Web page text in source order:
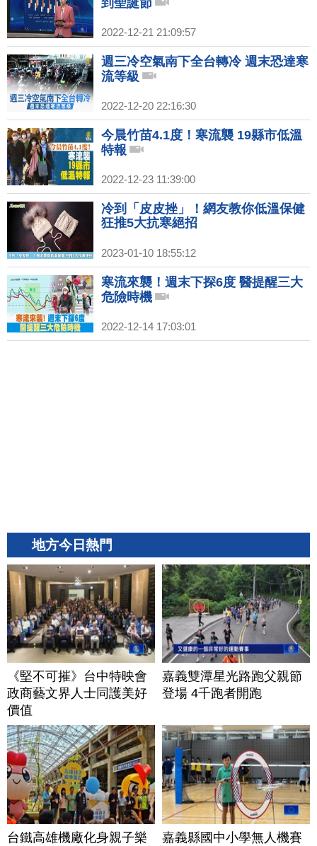
到聖誕節
2022-12-21 21:09:57
週三冷空氣南下全台轉冷 週末恐達寒
流等級
2022-12-20 22:16:30
今晨竹苗4.1度！寒流襲 19縣市低溫
特報
2022-12-23 11:39:00
冷到「皮皮挫」！網友教你低溫保健
狂推5大抗寒絕招
2023-01-10 18:55:12
寒流來襲！週末下探6度 醫提醒三大
危險時機
2022-12-14 17:03:01
地方今日熱門
《堅不可摧》台中特映會
政商藝文界人士同護美好
價值
嘉義雙潭星光路跑父親節
登場 4千跑者開跑
台鐵高雄機廠化身親子樂
嘉義縣國中小學無人機賽